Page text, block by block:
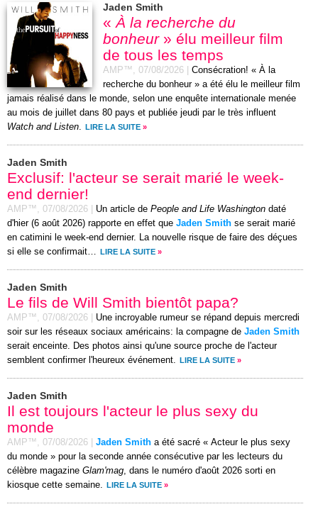
Jaden Smith
« À la recherche du
bonheur» élu meilleur film
de tous les temps
AMP™, 07/08/2026
Consécration! « À la
recherche du bonheur » a été élu le meilleur film
jamais réalisé dans le monde, selon une enquête internationale menée
au mois de juillet dans 80 pays et publiée jeudi par le très influent
Watch and Listen. LIRE LA SUITE »
Jaden Smith
Exclusif: l'acteur se serait marié le week-
end dernier!
AMP™, 07/08/2026 Un article de People and Life Washington daté
d'hier (6 août 2026) rapporte en effet que Jaden Smith se serait marié
en catimini le week-end dernier. La nouvelle risque de faire des déçues
si elle se confirmait…
LIRE LA SUITE »
Jaden Smith
Le fils de Will Smith bientôt papa?
AMP™, 07/08/2026
Une incroyable rumeur se répand depuis mercredi
soir sur les réseaux sociaux américains: la compagne de Jaden Smith
serait enceinte. Des photos ainsi qu'une source proche de l'acteur
semblent confirmer l'heureux événement.
LIRE LA SUITE »
Jaden Smith
Il est toujours l'acteur le plus sexy du
monde
AMP™, 07/08/2026 Jaden Smith a été sacré « Acteur le plus sexy
du monde » pour la seconde année consécutive par les lecteurs du
célèbre magazine Glam'mag, dans le numéro d'août 2026 sorti en
kiosque cette semaine.
LIRE LA SUITE »